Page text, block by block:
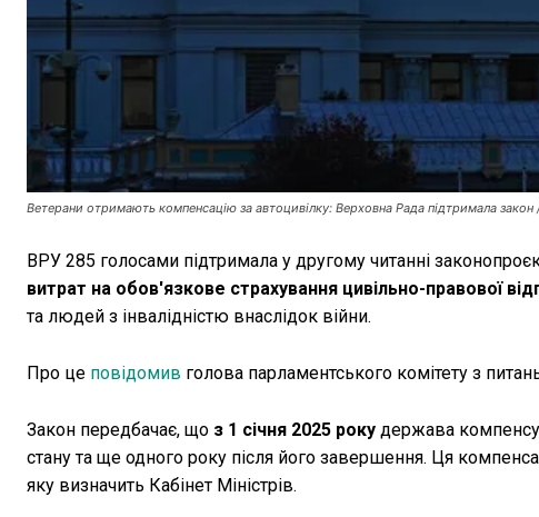
Ветерани отримають компенсацію за автоцивілку: Верховна Рада підтримала
ВРУ 285 голосами підтримала у другому читанні
витрат на обов'язкове страхування цивільно-правової
та людей з інвалідністю внаслідок війни.
Про це повідомив голова парламентського комітету з
Закон передбачає, що з 1 січня 2025 року держава
стану та ще одного року після його завершення. Ця
яку визначить Кабінет Міністрів.